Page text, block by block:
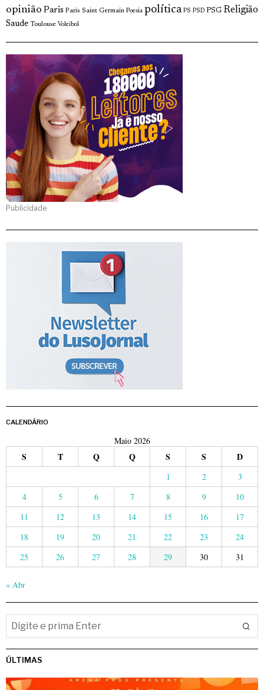
opinião Paris Paris Saint Germain Poesia política PS PSD PSG Religião
Saude Toulouse Voleibol
Publicidade
CALENDÁRIO
Maio 2026
S T Q Q S S D
1 2
3
4
5 6 7 8 9
10
11
12 13 14 15 16
17
18
19 20 21 22 23
24
25
26 27 28 29 30 31
« Abr
ÚLTIMAS